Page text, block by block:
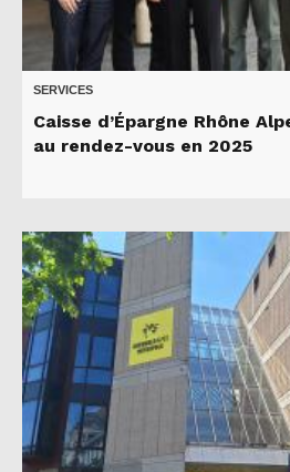
SERVICES
Caisse d’Épargne Rhône
au rendez-vous en 2025